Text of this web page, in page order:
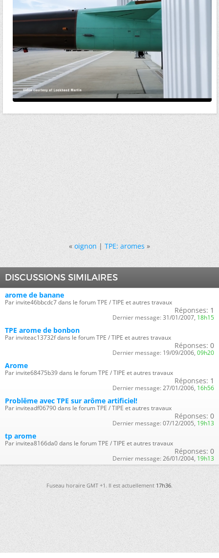
« oignon|TPE: aromes »
DISCUSSIONS SIMILAIRES
arome de banane
Par invite46bbcdc7 dans le forum TPE / TIPE et autres travaux
Réponses: 1
Dernier message: 31/01/2007, 18h15
TPE arome de bonbon
Par inviteac13732f dans le forum TPE / TIPE et autres travaux
Réponses: 0
Dernier message: 19/09/2006, 09h20
Arome
Par invite68475b39 dans le forum TPE / TIPE et autres travaux
Réponses: 1
Dernier message: 27/01/2006, 16h56
Problême avec TPE sur arôme artificiel!
Par inviteadf06790 dans le forum TPE / TIPE et autres travaux
Réponses: 0
Dernier message: 07/12/2005, 19h13
tp arome
Par invitea8166da0 dans le forum TPE / TIPE et autres travaux
Réponses: 0
Dernier message: 26/01/2004, 19h13
Fuseau horaire GMT +1. Il est actuellement17h36.